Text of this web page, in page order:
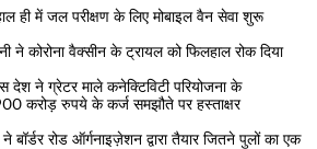
ही में जल परीक्षण के लिए मोबाइल वैन सेवा शुरू
ने कोरोना वैक्सीन के ट्रायल को फिलहाल रोक दिया
देश ने ग्रेटर माले कनेक्टिविटी परियोजना के
करोड़ रुपये के कर्ज समझौते पर हस्ताक्षर
ने बॉर्डर रोड ऑर्गनाइज़ेशन द्वारा तैयार जितने पुलों का एक